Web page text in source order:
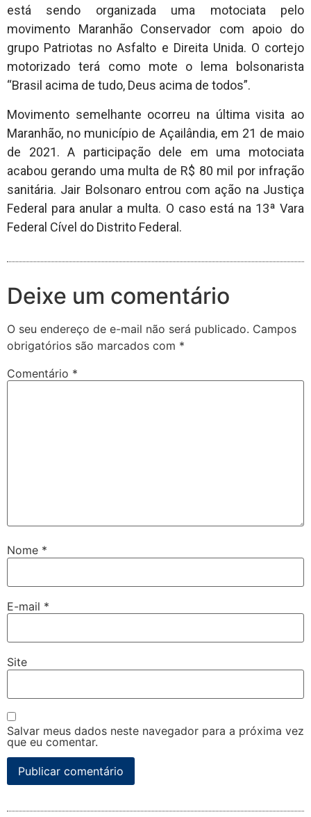
está sendo organizada uma motociata pelo
movimento Maranhão Conservador com apoio do
grupo Patriotas no Asfalto e Direita Unida. O cortejo
motorizado terá como mote o lema bolsonarista
“Brasil acima de tudo, Deus acima de todos”.
Movimento semelhante ocorreu na última visita ao
Maranhão, no município de Açailândia, em 21 de maio
de 2021. A participação dele em uma motociata
acabou gerando uma multa de R$ 80 mil por infração
sanitária. Jair Bolsonaro entrou com ação na Justiça
Federal para anular a multa. O caso está na 13ª Vara
Federal Cível do Distrito Federal.
Deixe um comentário
O seu endereço de e-mail não será publicado. Campos
obrigatórios são marcados com *
Comentário *
Nome *
E-mail *
Site
Salvar meus dados neste navegador para a próxima vez
que eu comentar.